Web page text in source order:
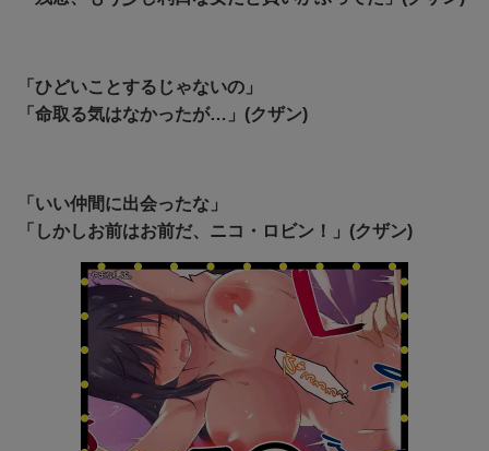
「ひどいことするじゃないの」
「命取る気はなかったが…」(クザン)
「いい仲間に出会ったな」
「しかしお前はお前だ、ニコ・ロビン！」(クザン)